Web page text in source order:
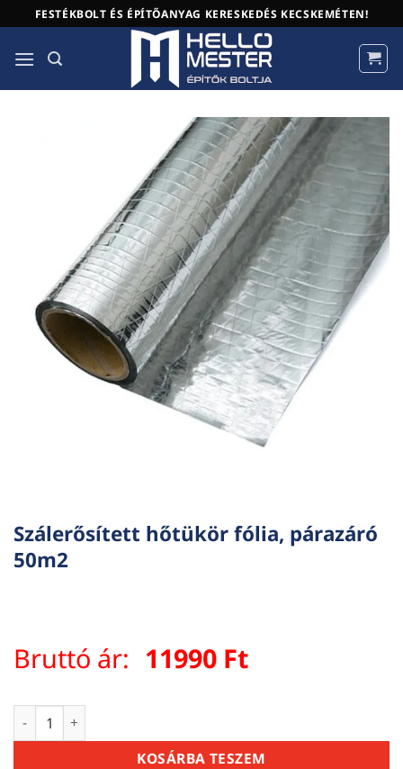
to
content
FESTÉKBOLT ÉS ÉPÍTŐANYAG KERESKEDÉS KECSKEMÉTEN!
Szálerősített hőtükör fólia, párazáró
50m2
Bruttó ár: 11990 Ft
Szálerősített hőtükör fólia, párazáró 50m2 mennyiség
KOSÁRBA TESZEM